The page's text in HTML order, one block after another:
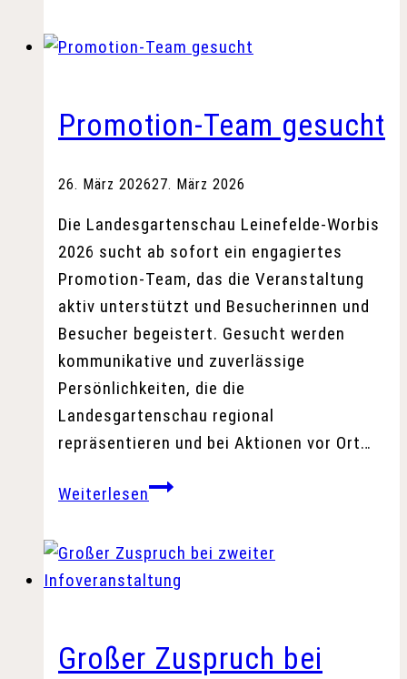
der
Besucher
erwartet
Promotion-Team gesucht
26. März 202627. März 2026
Die Landesgartenschau Leinefelde-Worbis
2026 sucht ab sofort ein engagiertes
Promotion-Team, das die Veranstaltung
aktiv unterstützt und Besucherinnen und
Besucher begeistert. Gesucht werden
kommunikative und zuverlässige
Persönlichkeiten, die die
Landesgartenschau regional
repräsentieren und bei Aktionen vor Ort…
WeiterlesenPromotion-
gesucht
Großer Zuspruch bei